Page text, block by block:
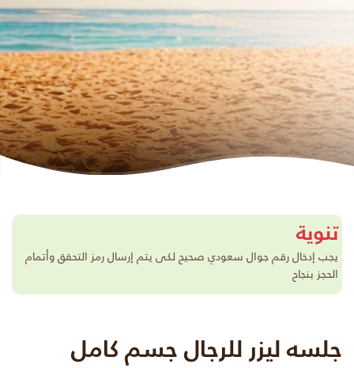
تنوية
يجب إدخال رقم جوال سعودي صحيح لكى يتم إرسال رمز التحقق وأتمام
الحجز بنجاح
جلسه ليزر للرجال جسم كامل